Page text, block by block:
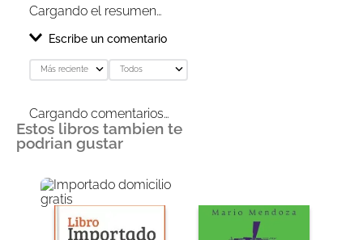
Cargando el resumen…
Escribe un comentario
Agregar comentario
Título
Califica el producto de 1 a 5 estrellas
★★★★★
Más reciente Todos
Cargando comentarios…
Estos libros tambien te
podrian gustar